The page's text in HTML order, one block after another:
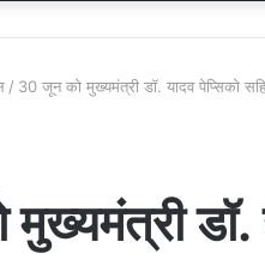
/ 30 जून को मुख्यमंत्री डॉ. यादव पेप्सिको
डॉ.